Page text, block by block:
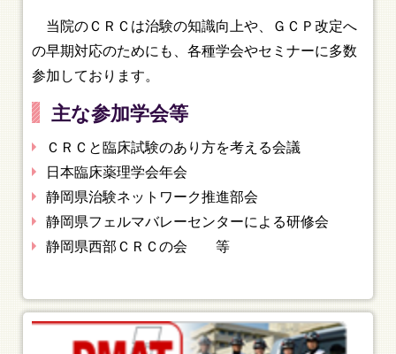
当院のＣＲＣは治験の知識向上や、ＧＣＰ改定へ
の早期対応のためにも、各種学会やセミナーに多数
参加しております。
主な参加学会等
ＣＲＣと臨床試験のあり方を考える会議
日本臨床薬理学会年会
静岡県治験ネットワーク推進部会
静岡県フェルマバレーセンターによる研修会
静岡県西部ＣＲＣの会 等